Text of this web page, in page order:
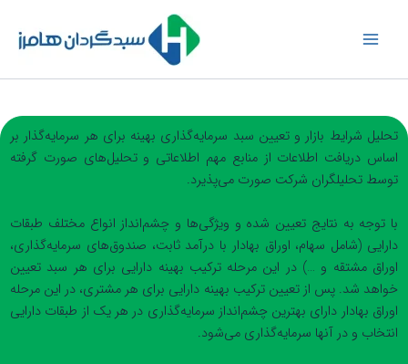
تحلیل شرایط بازار و تعیین سبد سرمایه‌گذاری بهینه برای هر سرمایه‌گذار بر
اساس دریافت اطلاعات از منابع مهم اطلاعاتی و تحلیل‌های صورت گرفته
توسط تحلیلگران شرکت صورت می‌پذیرد.
با توجه به نتایج تعیین شده و ویژگی‌ها و چشم‌انداز انواع مختلف طبقات
دارایی (شامل سهام، اوراق بهادار با درآمد ثابت، صندوق‌های سرمایه‌گذاری،
اوراق مشتقه و …) در این مرحله ترکیب بهینه دارایی برای هر سبد تعیین
خواهد شد. پس از تعیین ترکیب بهینه دارایی برای هر مشتری، در این مرحله
اوراق بهادار دارای بهترین چشم‌انداز سرمایه‌گذاری در هر یک از طبقات دارایی
انتخاب و در آنها سرمایه‌گذاری می‌شود.